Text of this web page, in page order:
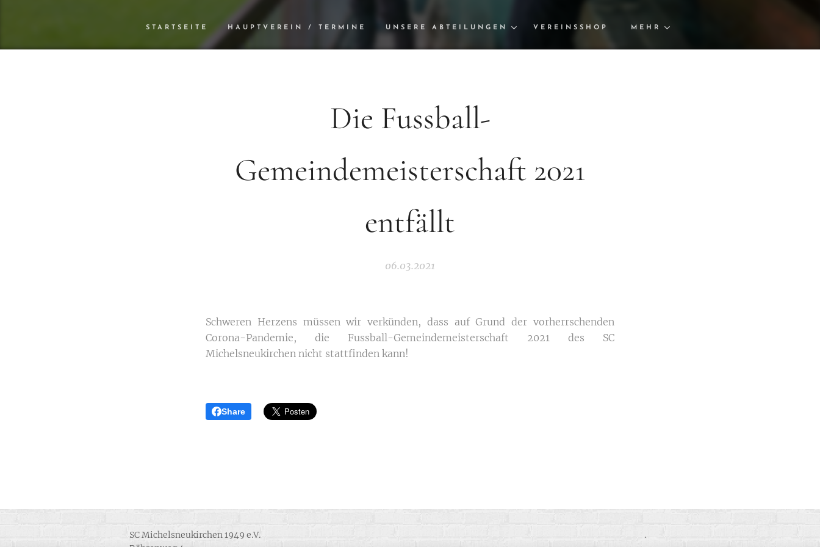
STARTSEITE HAUPTVEREIN / TERMINE UNSERE ABTEILUNGEN VEREINSSHOP MEHR
Die Fussball-
Gemeindemeisterschaft 2021
entfällt
06.03.2021
Schweren Herzens müssen wir verkünden, dass auf Grund der vorherrschenden
Corona-Pandemie, die Fussball-Gemeindemeisterschaft 2021 des SC
Michelsneukirchen nicht stattfinden kann!
Share
SC Michelsneukirchen 1949 e.V.
.